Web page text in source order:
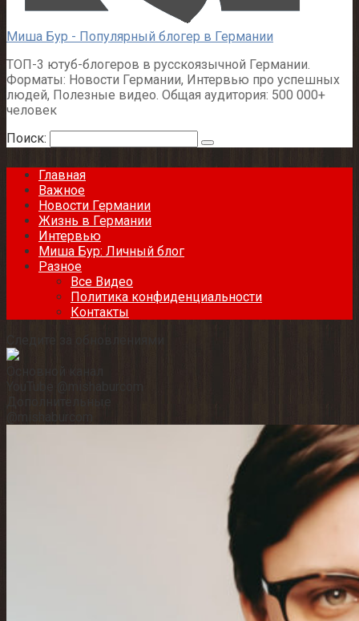
Миша Бур - Популярный блогер в Германии
ТОП-3 ютуб-блогеров в русскоязычной Германии.
Форматы: Новости Германии, Интервью про успешных
людей, Полезные видео. Общая аудитория: 500 000+
человек
Поиск:
Главная
Важное
Новости Германии
Жизнь в Германии
Интервью
Миша Бур: Личный блог
Разное
Все Видео
Политика конфиденциальности
Контакты
Следите за обновлениями
Основной канал
Дополнительные